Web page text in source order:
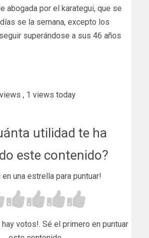
abogada por el karategui, que se
se la semana, excepto los
superándose a sus 46 años
, 1 views today
utilidad te ha
este contenido?
en una estrella para puntuar!
hay votos!. Sé el primero en puntuar